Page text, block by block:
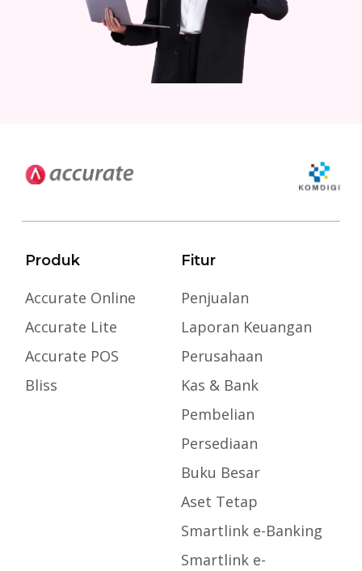
Produk
Accurate Online
Accurate Lite
Accurate POS
Bliss
Fitur
Penjualan
Laporan Keuangan
Perusahaan
Kas & Bank
Pembelian
Persediaan
Buku Besar
Aset Tetap
Smartlink e-Banking
Smartlink e-